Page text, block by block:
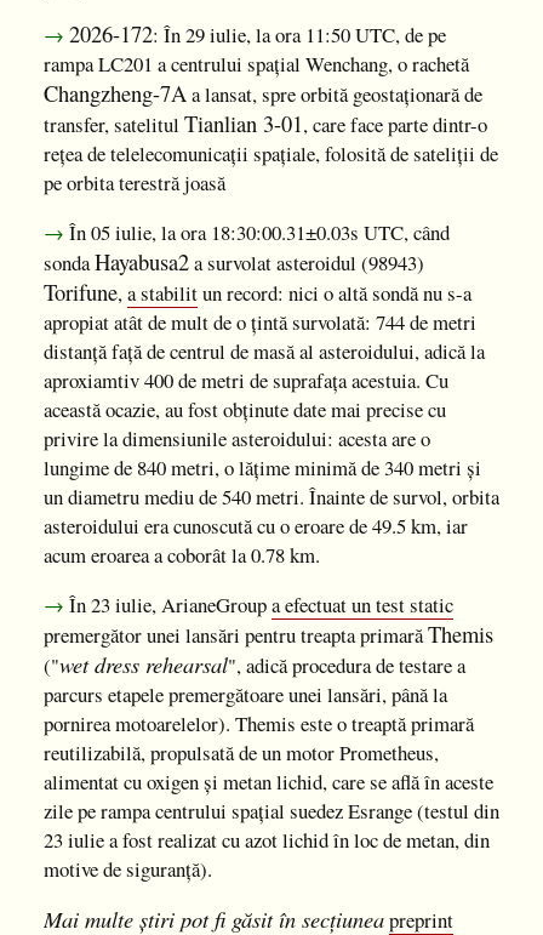
→ 2026-172: În 29 iulie, la ora 11:50 UTC, de pe
rampa LC201 a centrului spațial Wenchang, o rachetă
Changzheng-7Aa lansat, spre orbită geostaționară de
transfer, satelitul Tianlian 3-01, care face parte dintr-o
rețea de telelecomunicații spațiale, folosită de sateliții de
pe orbita terestră joasă
→ În 05 iulie, la ora 18:30:00.31±0.03s UTC, când
sondaHayabusa2a survolat asteroidul (98943)
Torifune,a stabilitun record: nici o altă sondă nu s-a
apropiat atât de mult de o țintă survolată: 744 de metri
distanță față de centrul de masă al asteroidului, adică la
aproxiamtiv 400 de metri de suprafața acestuia. Cu
această ocazie, au fost obținute date mai precise cu
privire la dimensiunile asteroidului: acesta are o
lungime de 840 metri, o lățime minimă de 340 metri și
un diametru mediu de 540 metri. Înainte de survol, orbita
asteroidului era cunoscută cu o eroare de 49.5 km, iar
acum eroarea a coborât la 0.78 km.
→ În 23 iulie, ArianeGroupa efectuat un test static
premergător unei lansări pentru treapta primarăThemis
("wet dress rehearsal", adică procedura de testare a
parcurs etapele premergătoare unei lansări, până la
pornirea motoarelelor). Themis este o treaptă primară
reutilizabilă, propulsată de un motor Prometheus,
alimentat cu oxigen și metan lichid, care se află în aceste
zile pe rampa centrului spațial suedez Esrange (testul din
23 iulie a fost realizat cu azot lichid în loc de metan, din
motive de siguranță).
Mai multe știri pot fi găsit în secțiuneapreprint